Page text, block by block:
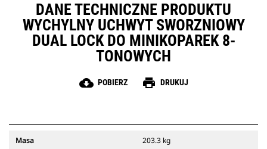
DANE TECHNICZNE PRODUKTU
WYCHYLNY UCHWYT SWORZNIOWY
DUAL LOCK DO MINIKOPAREK 8-
TONOWYCH
cloud_download POBIERZ print DRUKUJ
Masa 203.3 kg